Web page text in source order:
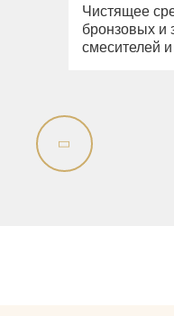
Чистящее
бронзовых и
смесителей